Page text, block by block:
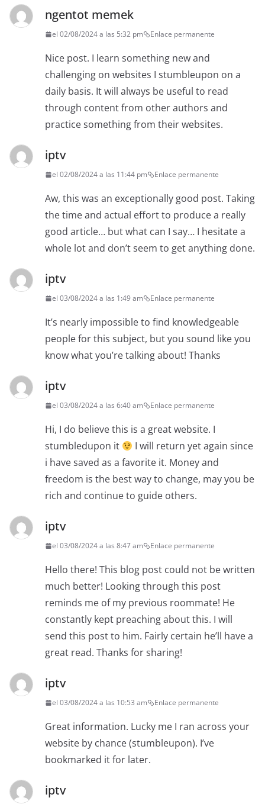
ngentot memek
el 02/08/2024 a las 5:32 pm Enlace permanente
Nice post. I learn something new and
challenging on websites I stumbleupon on a
daily basis. It will always be useful to read
through content from other authors and
practice something from their websites.
iptv
el 02/08/2024 a las 11:44 pm Enlace permanente
Aw, this was an exceptionally good post. Taking
the time and actual effort to produce a really
good article… but what can I say… I hesitate a
whole lot and don’t seem to get anything done.
iptv
el 03/08/2024 a las 1:49 am Enlace permanente
It’s nearly impossible to find knowledgeable
people for this subject, but you sound like you
know what you’re talking about! Thanks
iptv
el 03/08/2024 a las 6:40 am Enlace permanente
Hi, I do believe this is a great website. I
stumbledupon it
I will return yet again since
i have saved as a favorite it. Money and
freedom is the best way to change, may you be
rich and continue to guide others.
iptv
el 03/08/2024 a las 8:47 am Enlace permanente
Hello there! This blog post could not be written
much better! Looking through this post
reminds me of my previous roommate! He
constantly kept preaching about this. I will
send this post to him. Fairly certain he’ll have a
great read. Thanks for sharing!
iptv
el 03/08/2024 a las 10:53 am Enlace permanente
Great information. Lucky me I ran across your
website by chance (stumbleupon). I’ve
bookmarked it for later.
iptv